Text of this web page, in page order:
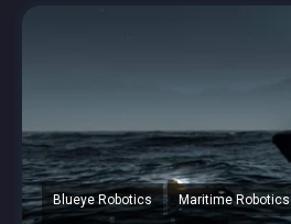
Blueye Robotics Maritime Robotics